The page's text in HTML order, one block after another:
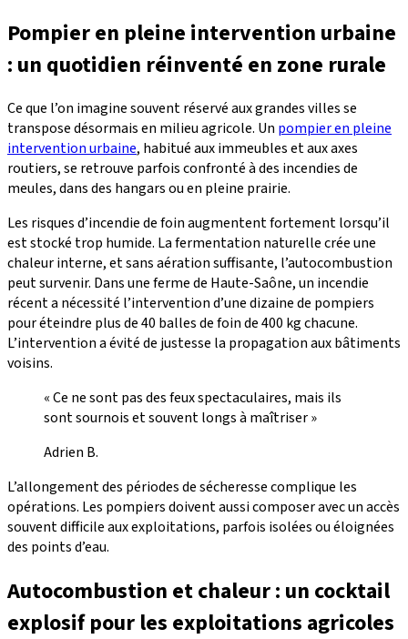
Pompier en pleine intervention urbaine
: un quotidien réinventé en zone rurale
Ce que l’on imagine souvent réservé aux grandes villes se
transpose désormais en milieu agricole. Un pompier en pleine
intervention urbaine, habitué aux immeubles et aux axes
routiers, se retrouve parfois confronté à des incendies de
meules, dans des hangars ou en pleine prairie.
Les risques d’incendie de foin augmentent fortement lorsqu’il
est stocké trop humide. La fermentation naturelle crée une
chaleur interne, et sans aération suffisante, l’autocombustion
peut survenir. Dans une ferme de Haute-Saône, un incendie
récent a nécessité l’intervention d’une dizaine de pompiers
pour éteindre plus de 40 balles de foin de 400 kg chacune.
L’intervention a évité de justesse la propagation aux bâtiments
voisins.
« Ce ne sont pas des feux spectaculaires, mais ils
sont sournois et souvent longs à maîtriser »
Adrien B.
L’allongement des périodes de sécheresse complique les
opérations. Les pompiers doivent aussi composer avec un accès
souvent difficile aux exploitations, parfois isolées ou éloignées
des points d’eau.
Autocombustion et chaleur : un cocktail
explosif pour les exploitations agricoles